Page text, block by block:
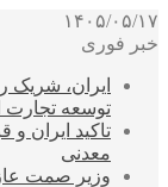
۱۴۰۵/۰۵/۱۷
خبر فوری
ایران، شریک
توسعه
تاکید ایران
معدنی
وزیر صمت